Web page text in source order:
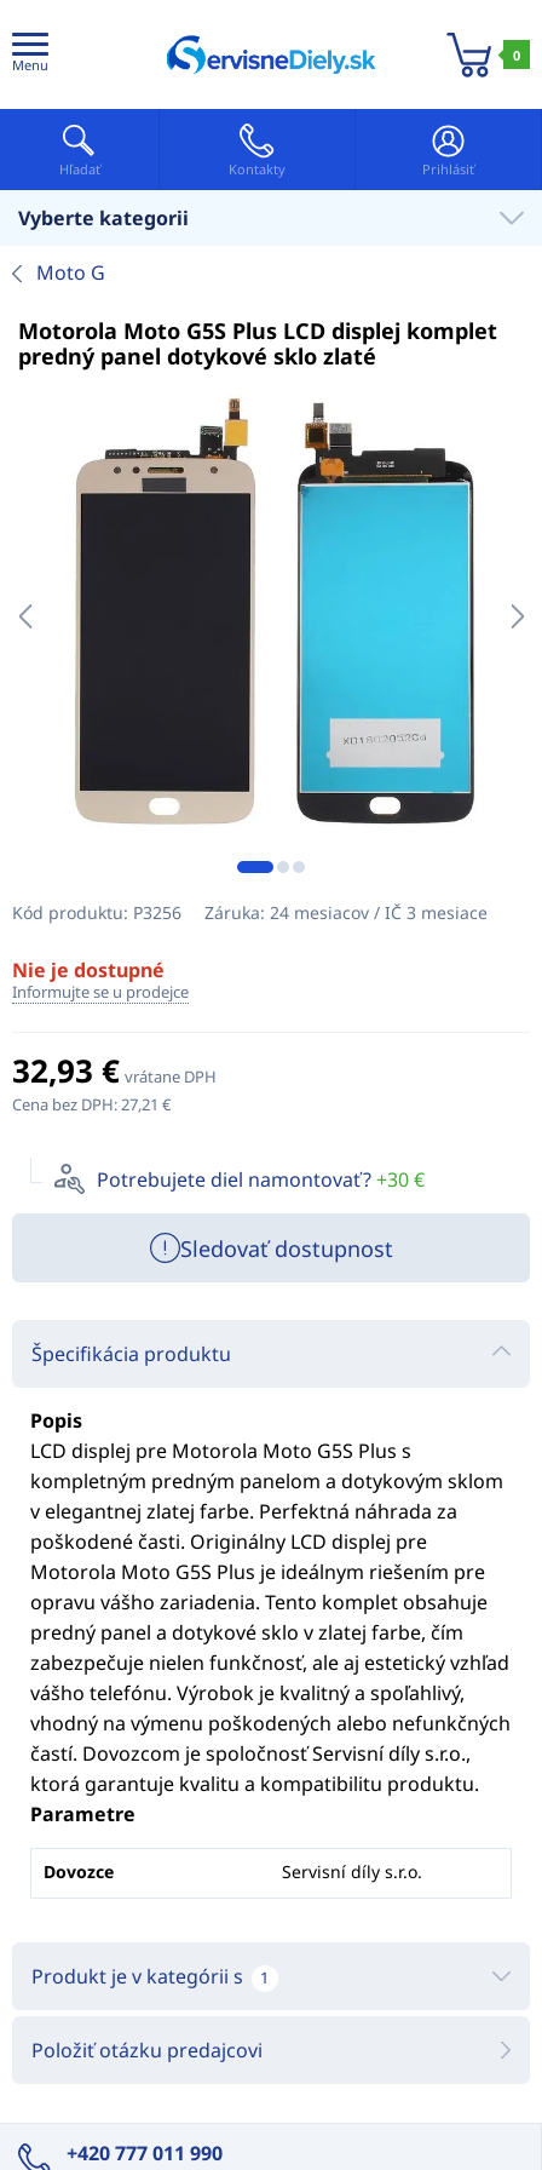
Menu
0
Hľadať Kontakty Prihlásiť
Vyberte kategorii
Moto G
Motorola Moto G5S Plus LCD displej komplet
predný panel dotykové sklo zlaté
Kód produktu: P3256 Záruka: 24 mesiacov / IČ 3 mesiace
Nie je dostupné
Informujte se u prodejce
32,93 € vrátane DPH
Cena bez DPH:27,21 €
Potrebujete diel namontovať?+30 €
Sledovať dostupnost
Špecifikácia produktu
Popis
LCD displej pre Motorola Moto G5S Plus s
kompletným predným panelom a dotykovým sklom
v elegantnej zlatej farbe. Perfektná náhrada za
poškodené časti. Originálny LCD displej pre
Motorola Moto G5S Plus je ideálnym riešením pre
opravu vášho zariadenia. Tento komplet obsahuje
predný panel a dotykové sklo v zlatej farbe, čím
zabezpečuje nielen funkčnosť, ale aj estetický vzhľad
vášho telefónu. Výrobok je kvalitný a spoľahlivý,
vhodný na výmenu poškodených alebo nefunkčných
častí. Dovozcom je spoločnosť Servisní díly s.r.o.,
ktorá garantuje kvalitu a kompatibilitu produktu.
Parametre
Dovozce Servisní díly s.r.o.
Produkt je v kategórii s 1
Položiť otázku predajcovi
+420 777 011 990